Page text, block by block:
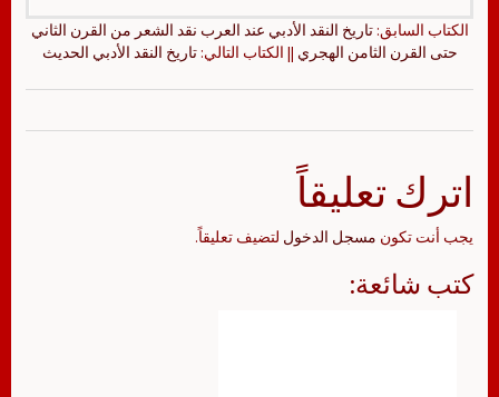
الكتاب السابق:تاريخ النقد الأدبي عند العرب نقد الشعر من القرن الثاني
حتى القرن الثامن الهجري || الكتاب التالي:تاريخ النقد الأدبي الحديث
اترك تعليقاً
يجب أنت تكون مسجل الدخول لتضيف تعليقاً.
كتب شائعة: